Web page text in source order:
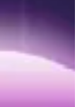
SUP für je 4